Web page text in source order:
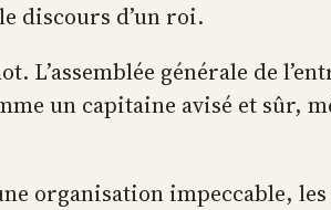
discours d’un roi.
L’assemblée générale de
un capitaine avisé et sûr,
organisation impeccable,